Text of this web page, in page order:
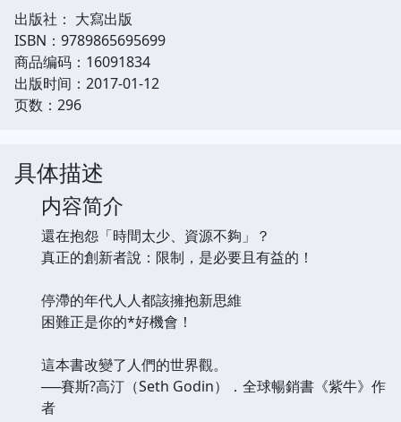
出版社： 大寫出版
ISBN：9789865695699
商品编码：16091834
出版时间：2017-01-12
页数：296
具体描述
内容简介
還在抱怨「時間太少、資源不夠」？
真正的創新者說：限制，是必要且有益的！
停滯的年代人人都該擁抱新思維
困難正是你的*好機會！
這本書改變了人們的世界觀。
──賽斯?高汀（Seth Godin）．全球暢銷書《紫牛》作
者